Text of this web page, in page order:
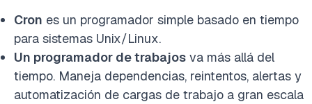
Cron es un programador simple basado en tiempo
para sistemas Unix/Linux.
Un programador de trabajos va más allá del
tiempo. Maneja dependencias, reintentos, alertas y
automatización de cargas de trabajo a gran escala